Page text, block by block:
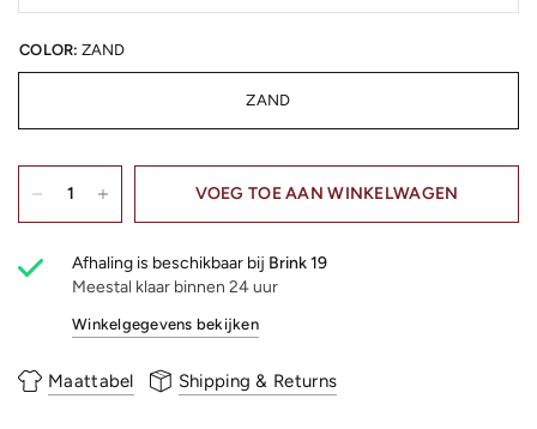
COLOR: ZAND
ZAND
VOEG TOE AAN WINKELWAGEN
Afhaling is beschikbaar bij Brink 19
Meestal klaar binnen 24 uur
Winkelgegevens bekijken
Maattabel Shipping & Returns